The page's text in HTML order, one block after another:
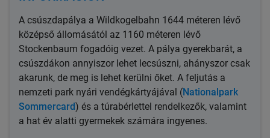
A csúszdapálya a Wildkogelbahn 1644 méteren lévő
középső állomásától az 1160 méteren lévő
Stockenbaum fogadóig vezet. A pálya gyerekbarát, a
csúszdákon annyiszor lehet lecsúszni, ahányszor csak
akarunk, de meg is lehet kerülni őket. A feljutás a
nemzeti park nyári vendégkártyájával (Nationalpark
Sommercard) és a túrabérlettel rendelkezők, valamint
a hat év alatti gyermekek számára ingyenes.